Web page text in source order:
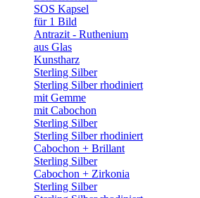
SOS Kapsel
für 1 Bild
Antrazit - Ruthenium
aus Glas
Kunstharz
Sterling Silber
Sterling Silber rhodiniert
mit Gemme
mit Cabochon
Sterling Silber
Sterling Silber rhodiniert
Cabochon + Brillant
Sterling Silber
Cabochon + Zirkonia
Sterling Silber